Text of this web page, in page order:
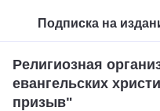
Подписка на
Религиозная
евангельских
призыв"